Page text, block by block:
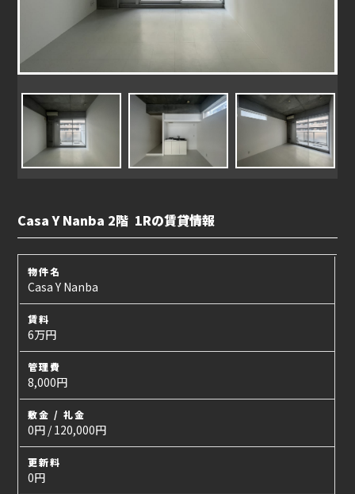
Casa Y Nanba 2階 1Rの賃貸情報
物件名
Casa Y Nanba
賃料
6万円
管理費
8,000円
敷金 / 礼金
0円 / 120,000円
更新料
0円